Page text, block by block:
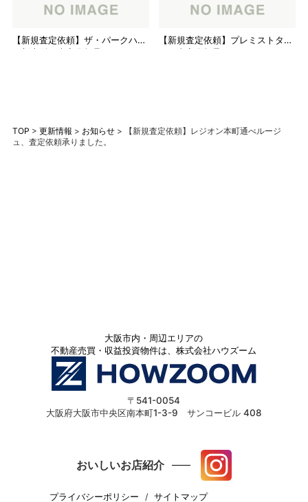
【新規査定依頼】ザ・パークハウ
ス新大阪、査定依頼承りました。
【新規査定依頼】プレミストタワ
ー、査定依頼承りました。
TOP > 更新情報 > お知らせ>
【新規査定依頼】レジオン本町通べルージ
ュ、査定依頼承りました。
大阪市内・周辺エリアの
不動産売買・収益投資物件は、株式会社ハウズーム
〒541-0054
大阪府大阪市中央区南本町1-3-9 サンコービル 408
おいしいお店紹介
プライバシーポリシー サイトマップ